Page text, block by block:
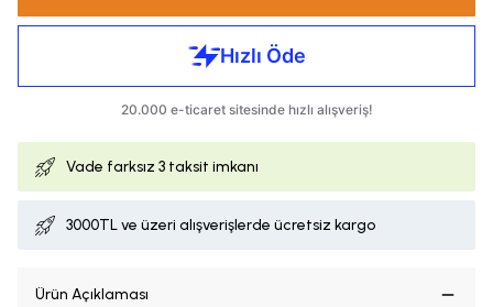
Vade farksız 3 taksit imkanı
3000TL ve üzeri alışverişlerde ücretsiz kargo
Ürün Açıklaması